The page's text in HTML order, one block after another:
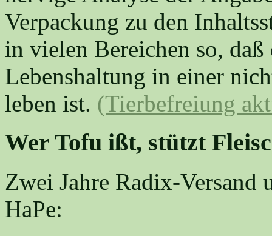
Verpackung zu den
in vielen Bereichen so,
Lebenshaltung in einer
leben ist. (Tierbefreiung
Wer Tofu ißt, stützt
Zwei Jahre Radix-
HaPe: